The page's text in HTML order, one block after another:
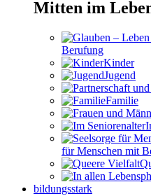
Mitten im
Berufung
Kinder
Jugend
Familie
für Menschen mit
bildungsstark